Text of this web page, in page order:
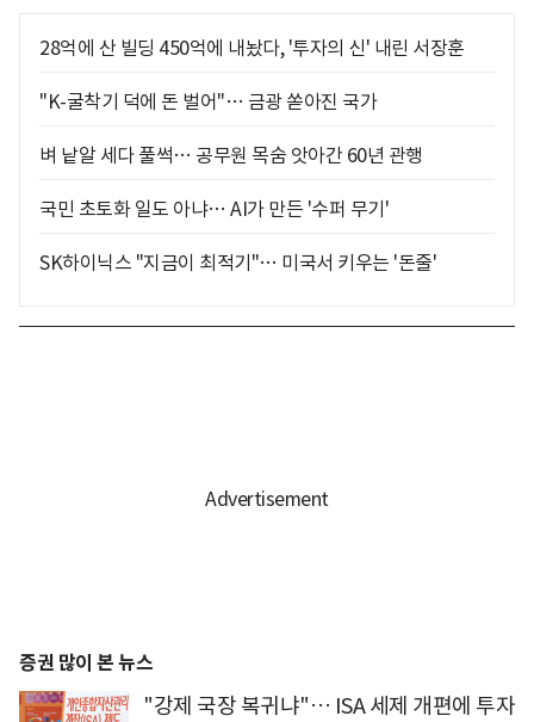
28억에 산 빌딩 450억에 내놨다, '투자의 신' 내린 서장훈
"K-굴착기 덕에 돈 벌어"… 금광 쏟아진 국가
벼 낱알 세다 풀썩… 공무원 목숨 앗아간 60년 관행
국민 초토화 일도 아냐… AI가 만든 '수퍼 무기'
SK하이닉스 "지금이 최적기"… 미국서 키우는 '돈줄'
증권 많이 본 뉴스
"강제 국장 복귀냐"… ISA 세제 개편에 투자